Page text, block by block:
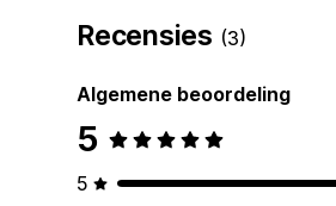
Recensies (3)
Algemene beoordeling
5
5